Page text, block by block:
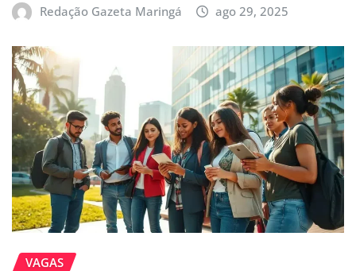
Redação Gazeta Maringá ago 29, 2025
VAGAS